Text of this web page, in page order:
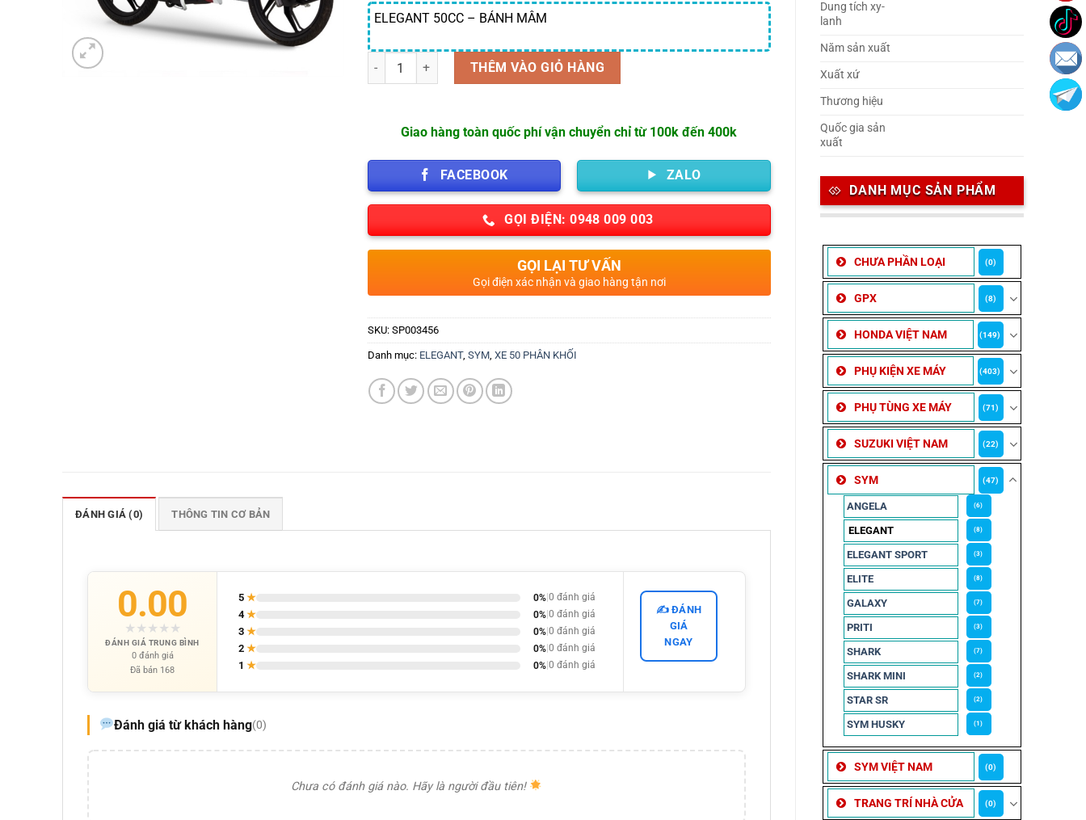
Dung tích xy-
lanh
Năm sản xuất
Xuất xứ
Thương hiệu
Quốc gia sản
xuất
DANH MỤC SẢN PHẨM
CHƯA PHẦN LOẠI (0)
GPX (8)
HONDA VIỆT NAM (149)
PHỤ KIỆN XE MÁY (403)
PHỤ TÙNG XE MÁY (71)
SUZUKI VIỆT NAM (22)
SYM (47)
ANGELA (6)
ELEGANT (8)
ELEGANT SPORT (3)
ELITE (8)
GALAXY (7)
PRITI (3)
SHARK (7)
SHARK MINI (2)
STAR SR (2)
SYM HUSKY (1)
SYM VIỆT NAM (0)
TRANG TRÍ NHÀ CỬA (0)
ELEGANT 50CC – BÁNH MÂM
Số lượng THÊM VÀO GIỎ HÀNG
Giao hàng toàn quốc phí vận chuyển chỉ từ 100k đến 400k
FACEBOOK ZALO
GỌI ĐIỆN: 0948 009 003
GỌI LẠI TƯ VẤN
Gọi điện xác nhận và giao hàng tận nơi
SKU: SP003456
Danh mục: ELEGANT, SYM, XE 50 PHÂN KHỐI
ĐÁNH GIÁ (0) THÔNG TIN CƠ BẢN
0.00
★ ★ ★ ★ ★
ĐÁNH GIÁ TRUNG BÌNH
0 đánh giá
Đã bán 168
5 ★ 0%| 0 đánh giá
4★ 0%| 0 đánh giá
3 ★ 0%| 0 đánh giá
2 ★ 0%| 0 đánh giá
1 ★ 0%| 0 đánh giá
✍️ ĐÁNH
GIÁ
NGAY
Đánh giá từ khách hàng(0)
Chưa có đánh giá nào. Hãy là người đầu tiên!